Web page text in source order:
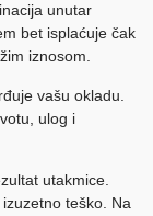
unutar
bet isplaćuje čak
iznosom.
vašu okladu.
ulog i
utakmice.
teško. Na